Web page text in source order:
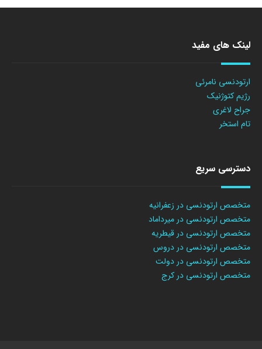
لینک های مفید
ارتودنسی نامرئی
رژیم کتوژنیک
جراح لاغری
تام استخر
دسترسی سریع
متخصص ارتودنسی در زعفرانیه
متخصص ارتودنسی در میرداماد
متخصص ارتودنسی در قیطریه
متخصص ارتودنسی در دروس
متخصص ارتودنسی در دولت
متخصص ارتودنسی در کرج